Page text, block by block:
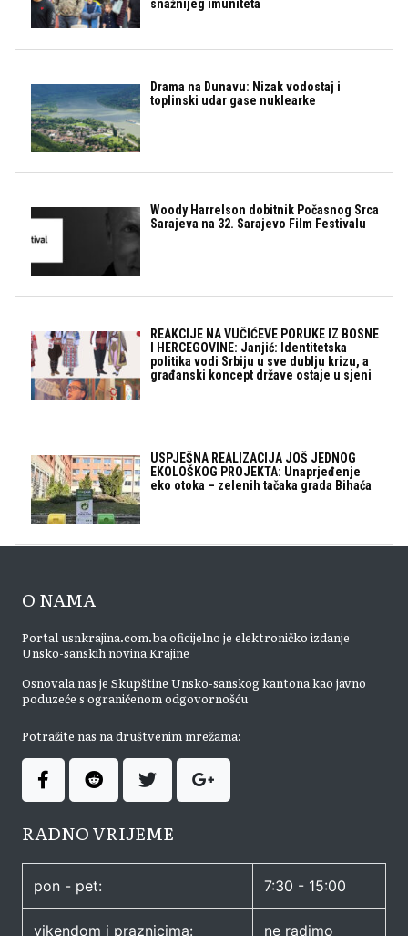
snažnijeg imuniteta
Drama na Dunavu: Nizak vodostaj i
toplinski udar gase nuklearke
Woody Harrelson dobitnik Počasnog Srca
Sarajeva na 32. Sarajevo Film Festivalu
REAKCIJE NA VUČIĆEVE PORUKE IZ BOSNE
I HERCEGOVINE: Janjić: Identitetska
politika vodi Srbiju u sve dublju krizu, a
građanski koncept države ostaje u sjeni
USPJEŠNA REALIZACIJA JOŠ JEDNOG
EKOLOŠKOG PROJEKTA: Unaprjeđenje
eko otoka – zelenih tačaka grada Bihaća
O NAMA
Portal usnkrajina.com.ba oficijelno je elektroničko izdanje
Unsko-sanskih novina Krajine
Osnovala nas je Skupštine Unsko-sanskog kantona kao javno
poduzeće s ograničenom odgovornošću
Potražite nas na društvenim mrežama:
RADNO VRIJEME
pon - pet: 7:30 - 15:00
vikendom i praznicima: ne radimo